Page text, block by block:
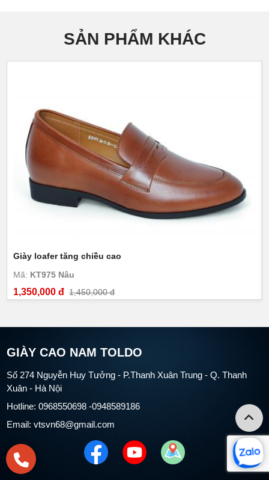
SẢN PHẨM KHÁC
Giày loafer tăng chiều cao
Mã: KT975 Nâu
1,350,000 đ 1,450,000 đ
GIÀY CAO NAM TOLDO
Số 274 Nguyễn Huy Tưởng - P.Thanh Xuân Trung - Q. Thanh
Xuân - Hà Nội
Hotline: 0968550698 -0948589186
Email: vtsvn68@gmail.com